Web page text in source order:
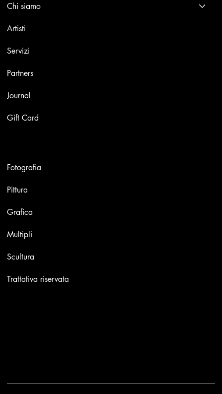
Chi siamo
Artisti
Servizi
Partners
Journal
Gift Card
Fotografia
Pittura
Grafica
Multipli
Scultura
Trattativa riservata